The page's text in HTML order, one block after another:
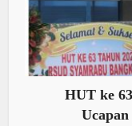
HUT ke